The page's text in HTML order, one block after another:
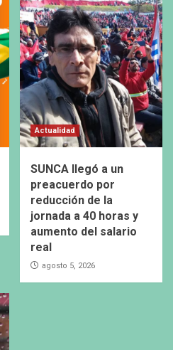
Actualidad
SUNCA llegó a un
preacuerdo por
reducción de la
jornada a 40 horas y
aumento del salario
real
agosto 5, 2026